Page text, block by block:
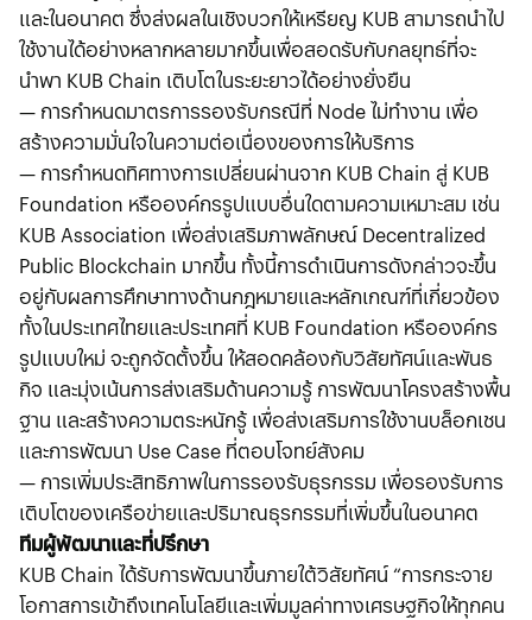
และในอนาคต ซึ่งส่งผลในเชิงบวกให้เหรียญ KUB สามารถนำไป
ใช้งานได้อย่างหลากหลายมากขึ้นเพื่อสอดรับกับกลยุทธ์ที่จะ
นำพา KUB Chain เติบโตในระยะยาวได้อย่างยั่งยืน
— การกำหนดมาตรการรองรับกรณีที่ Node ไม่ทำงาน เพื่อ
สร้างความมั่นใจในความต่อเนื่องของการให้บริการ
— การกำหนดทิศทางการเปลี่ยนผ่านจาก KUB Chain สู่ KUB
Foundation หรือองค์กรรูปแบบอื่นใดตามความเหมาะสม เช่น
KUB Association เพื่อส่งเสริมภาพลักษณ์ Decentralized
Public Blockchain มากขึ้น ทั้งนี้การดำเนินการดังกล่าวจะขึ้น
อยู่กับผลการศึกษาทางด้านกฎหมายและหลักเกณฑ์ที่เกี่ยวข้อง
ทั้งในประเทศไทยและประเทศที่ KUB Foundation หรือองค์กร
รูปแบบใหม่ จะถูกจัดตั้งขึ้น ให้สอดคล้องกับวิสัยทัศน์และพันธ
กิจ และมุ่งเน้นการส่งเสริมด้านความรู้ การพัฒนาโครงสร้างพื้น
ฐาน และสร้างความตระหนักรู้ เพื่อส่งเสริมการใช้งานบล็อกเชน
และการพัฒนา Use Case ที่ตอบโจทย์สังคม
— การเพิ่มประสิทธิภาพในการรองรับธุรกรรม เพื่อรองรับการ
เติบโตของเครือข่ายและปริมาณธุรกรรมที่เพิ่มขึ้นในอนาคต
ทีมผู้พัฒนาและที่ปรึกษา
KUB Chain ได้รับการพัฒนาขึ้นภายใต้วิสัยทัศน์ “การกระจาย
โอกาสการเข้าถึงเทคโนโลยีและเพิ่มมูลค่าทางเศรษฐกิจให้ทุกคน